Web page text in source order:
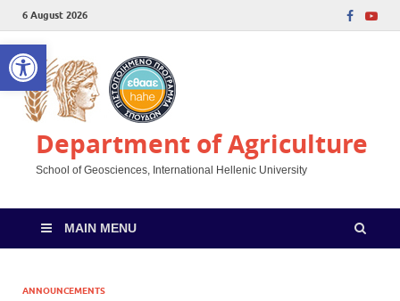
Open toolbar
6 August 2026
Department of Agriculture
School of Geosciences, International Hellenic University
MAIN MENU
ANNOUNCEMENTS